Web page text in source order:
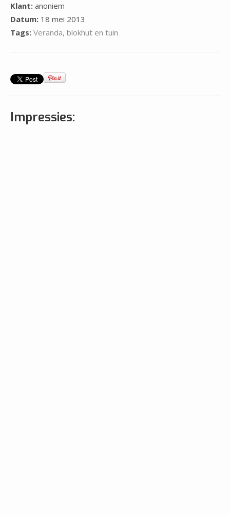
Klant: anoniem
Datum: 18 mei 2013
Tags: Veranda, blokhut en tuin
Impressies: